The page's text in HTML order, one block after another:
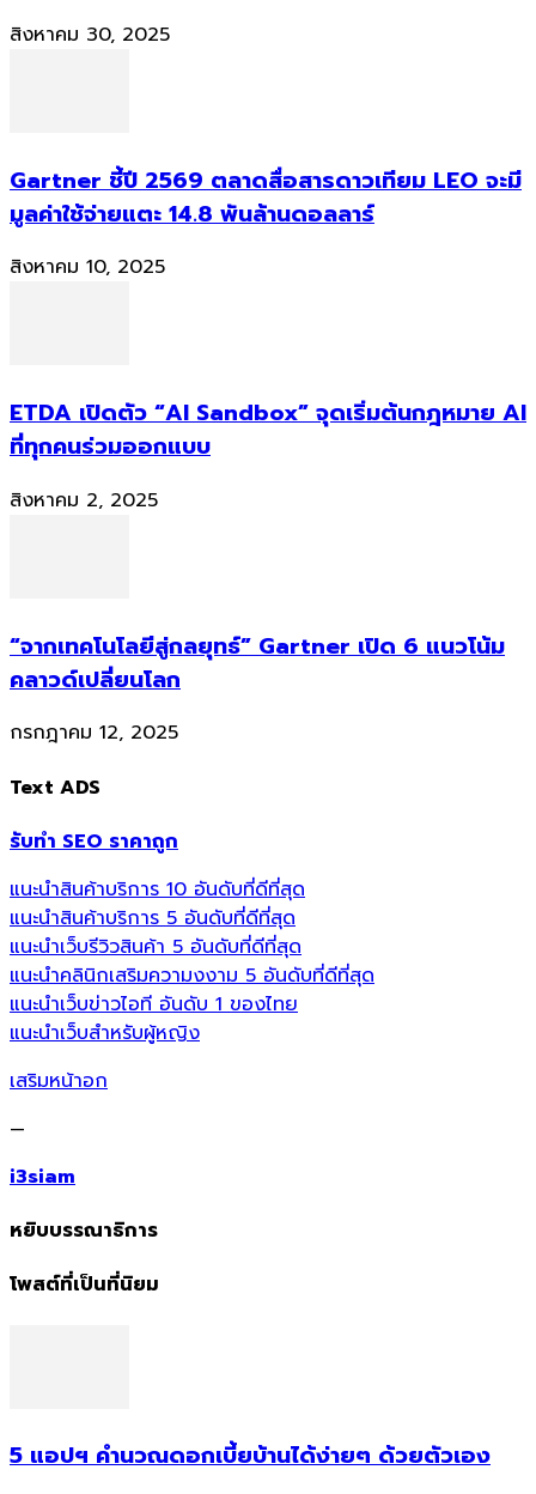
สิงหาคม 30, 2025
Gartner ชี้ปี 2569 ตลาดสื่อสารดาวเทียม LEO จะมี
มูลค่าใช้จ่ายแตะ 14.8 พันล้านดอลลาร์
สิงหาคม 10, 2025
ETDA เปิดตัว “AI Sandbox” จุดเริ่มต้นกฎหมาย AI
ที่ทุกคนร่วมออกแบบ
สิงหาคม 2, 2025
“จากเทคโนโลยีสู่กลยุทธ์” Gartner เปิด 6 แนวโน้ม
คลาวด์เปลี่ยนโลก
กรกฎาคม 12, 2025
Text ADS
รับทำ SEO ราคาถูก
แนะนำสินค้าบริการ 10 อันดับที่ดีที่สุด
แนะนำสินค้าบริการ 5 อันดับที่ดีที่สุด
แนะนำเว็บรีวิวสินค้า 5 อันดับที่ดีที่สุด
แนะนำคลินิกเสริมความงงาม 5 อันดับที่ดีที่สุด
แนะนำเว็บข่าวไอที อันดับ 1 ของไทย
แนะนำเว็บสำหรับผู้หญิง
เสริมหน้าอก
—
i3siam
หยิบบรรณาธิการ
โพสต์ที่เป็นที่นิยม
5 แอปฯ คำนวณดอกเบี้ยบ้านได้ง่ายๆ ด้วยตัวเอง